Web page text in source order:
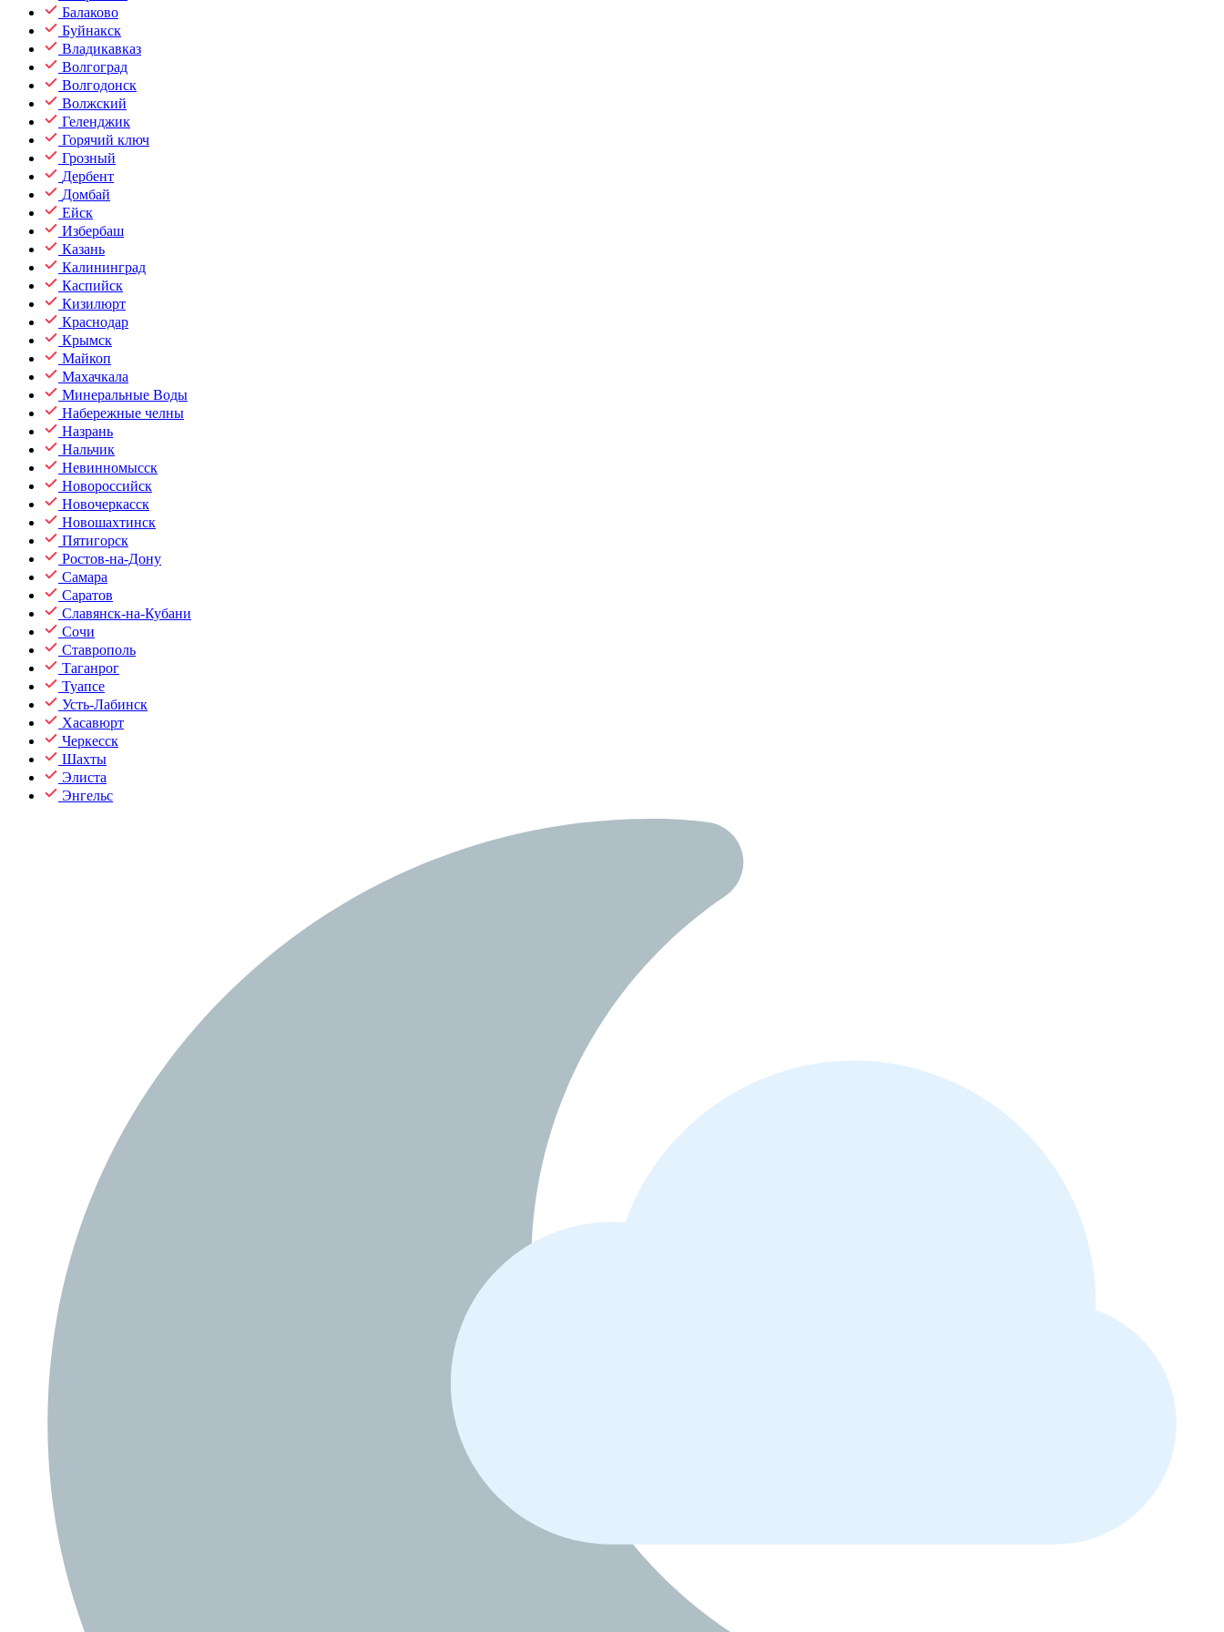
Балаково
Буйнакск
Владикавказ
Волгоград
Волгодонск
Волжский
Геленджик
Горячий ключ
Грозный
Дербент
Домбай
Ейск
Избербаш
Казань
Калининград
Каспийск
Кизилюрт
Краснодар
Крымск
Майкоп
Махачкала
Минеральные Воды
Набережные челны
Назрань
Нальчик
Невинномысск
Новороссийск
Новочеркасск
Новошахтинск
Пятигорск
Ростов-на-Дону
Самара
Саратов
Славянск-на-Кубани
Сочи
Ставрополь
Таганрог
Туапсе
Усть-Лабинск
Хасавюрт
Черкесск
Шахты
Элиста
Энгельс